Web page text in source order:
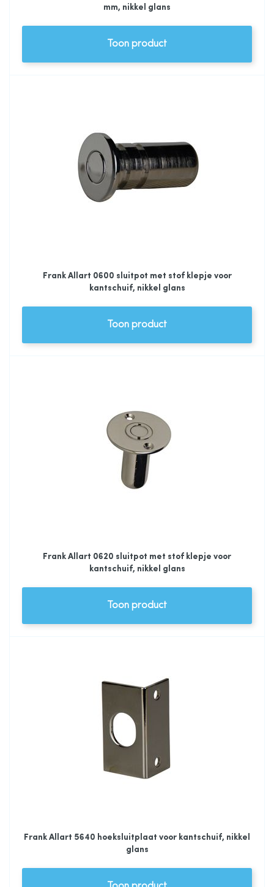
mm, nikkel glans
Toon product
Frank Allart 0600 sluitpot met stof klepje voor
kantschuif, nikkel glans
Toon product
Frank Allart 0620 sluitpot met stof klepje voor
kantschuif, nikkel glans
Toon product
Frank Allart 5640 hoeksluitplaat voor kantschuif, nikkel
glans